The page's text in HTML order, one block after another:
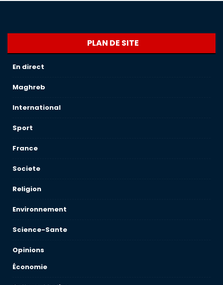
PLAN DE SITE
En direct
Maghreb
International
Sport
France
Societe
Religion
Environnement
Science-Sante
Opinions
Économie